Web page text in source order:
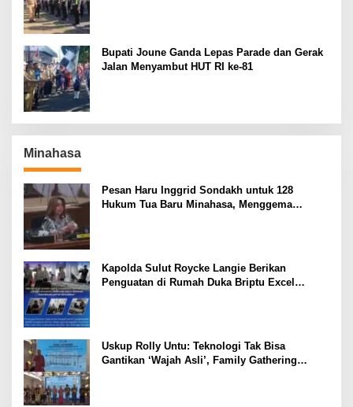
Bupati Joune Ganda Lepas Parade dan Gerak
Jalan Menyambut HUT RI ke-81
Minahasa
Pesan Haru Inggrid Sondakh untuk 128
Hukum Tua Baru Minahasa, Menggema
Kapolda Sulut Roycke Langie Berikan
Penguatan di Rumah Duka Briptu Excel
Uskup Rolly Untu: Teknologi Tak Bisa
Gantikan ‘Wajah Asli’, Family Gathering